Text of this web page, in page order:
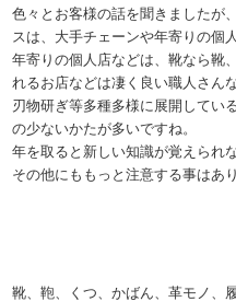
色々とお客様の話を聞きましたが
スは、大手チェーンや年寄りの個
年寄りの個人店などは、靴なら靴
れるお店などは凄く良い職人さん
刃物研ぎ等多種多様に展開してい
の少ないかたが多いですね。
年を取ると新しい知識が覚えられ
その他にももっと注意する事はあ
靴、鞄、くつ、かばん、革モノ